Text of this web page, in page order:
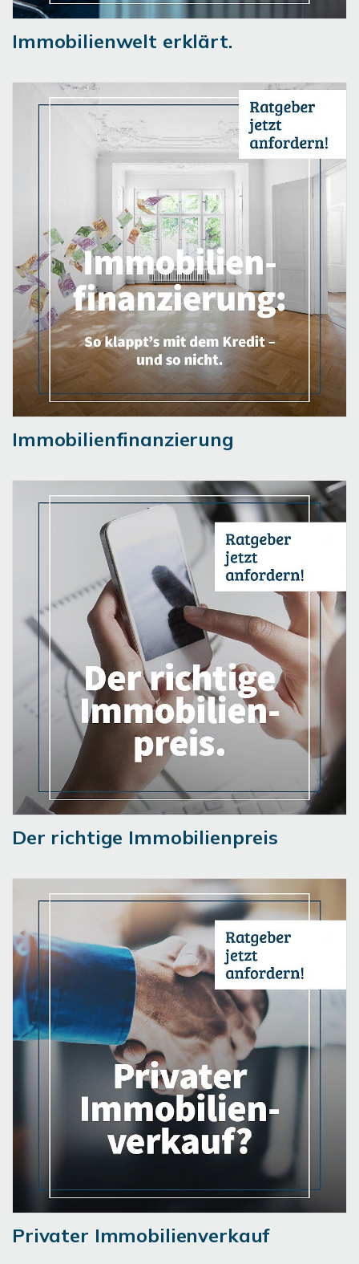
Immobilienwelt erklärt.
Immobilienfinanzierung
Der richtige Immobilienpreis
Privater Immobilienverkauf